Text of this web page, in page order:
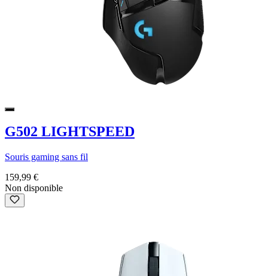
G502 LIGHTSPEED
Souris gaming sans fil
159,99 €
Non disponible